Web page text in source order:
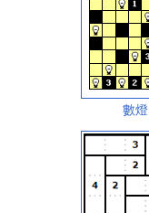
數燈